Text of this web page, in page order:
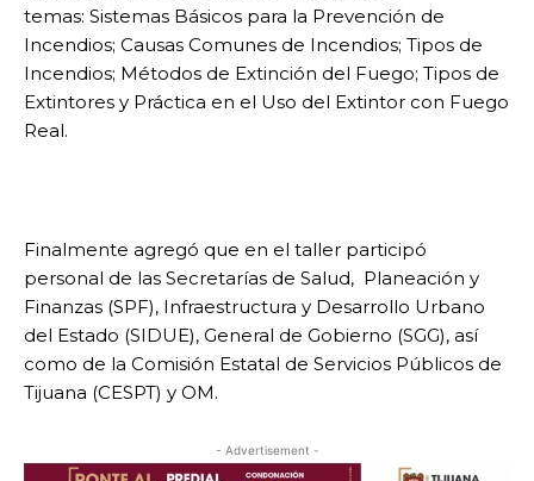
temas: Sistemas Básicos para la Prevención de
Incendios; Causas Comunes de Incendios; Tipos de
Incendios; Métodos de Extinción del Fuego; Tipos de
Extintores y Práctica en el Uso del Extintor con Fuego
Real.
Finalmente agregó que en el taller participó
personal de las Secretarías de Salud, Planeación y
Finanzas (SPF), Infraestructura y Desarrollo Urbano
del Estado (SIDUE), General de Gobierno (SGG), así
como de la Comisión Estatal de Servicios Públicos de
Tijuana (CESPT) y OM.
- Advertisement -